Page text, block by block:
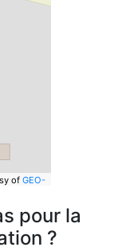
of GEO-
pour la
?